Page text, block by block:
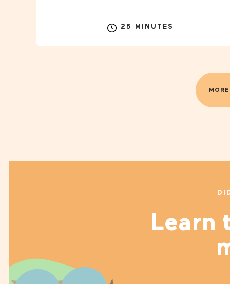
25 MINUTES
Learn